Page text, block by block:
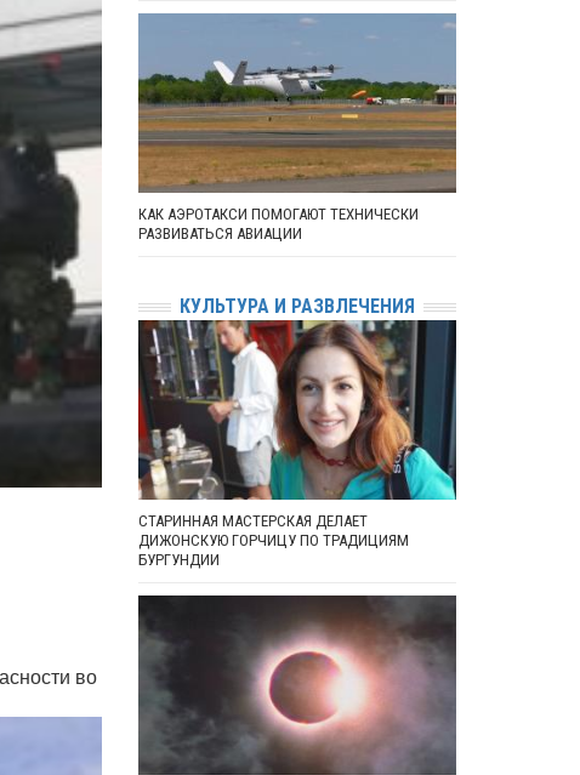
во
КАК АЭРОТАКСИ ПОМОГАЮТ ТЕХНИЧЕСКИ
РАЗВИВАТЬСЯ АВИАЦИИ
КУЛЬТУРА И РАЗВЛЕЧЕНИЯ
СТАРИННАЯ МАСТЕРСКАЯ ДЕЛАЕТ
ДИЖОНСКУЮ ГОРЧИЦУ ПО ТРАДИЦИЯМ
БУРГУНДИИ